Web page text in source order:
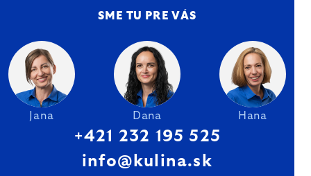
SME TU PRE VÁS
Jana Dana Hana
+421 232 195 525
info@kulina.sk